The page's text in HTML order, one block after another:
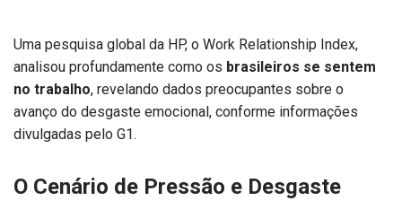
Uma pesquisa global da HP, o Work Relationship Index,
analisou profundamente como os brasileiros se sentem
no trabalho, revelando dados preocupantes sobre o
avanço do desgaste emocional, conforme informações
divulgadas pelo G1.
O Cenário de Pressão e Desgaste